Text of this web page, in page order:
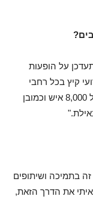
על הופעות
קיץ בכל רחבי
הארץ הופענו בשבוע שעבר באמפי בבת ים מול 8,000 איש וכמובן
בתמיכה ושיתופים
את הדרך הזאת,